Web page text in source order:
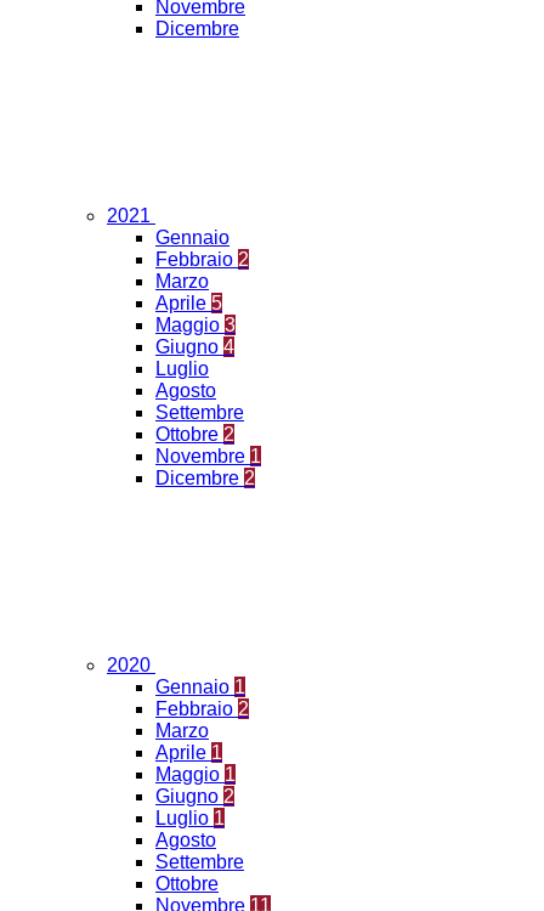
Novembre
Dicembre
2021
Gennaio
Febbraio 2
Marzo
Aprile 5
Maggio 3
Giugno 4
Luglio
Agosto
Settembre
Ottobre 2
Novembre 1
Dicembre 2
2020
Gennaio 1
Febbraio 2
Marzo
Aprile 1
Maggio 1
Giugno 2
Luglio 1
Agosto
Settembre
Ottobre
Novembre 11